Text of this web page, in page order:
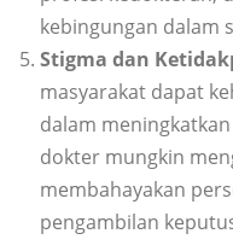
kebingungan dalam
Stigma dan
masyarakat dapat
dalam
dokter mungkin
membahayakan
pengambilan